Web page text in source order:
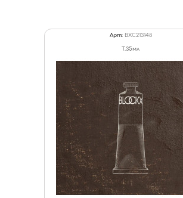
Арт: BXC213148
Т.35мл